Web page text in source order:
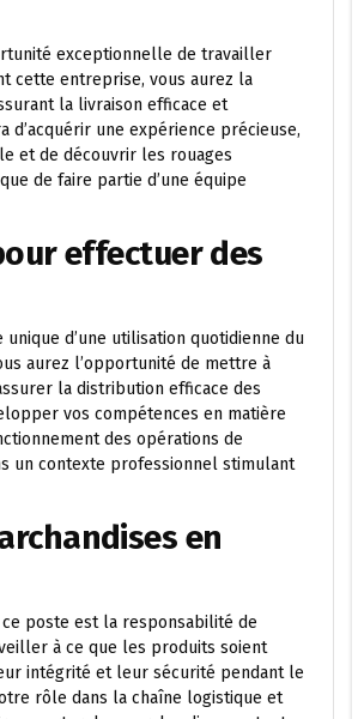
exceptionnelle de travailler
cette entreprise, vous aurez la
la livraison efficace et
une expérience précieuse,
et de découvrir les rouages
de faire partie d’une équipe
effectuer des
d’une utilisation quotidienne du
aurez l’opportunité de mettre à
la distribution efficace des
vos compétences en matière
des opérations de
un contexte professionnel stimulant
en
poste est la responsabilité de
à ce que les produits soient
intégrité et leur sécurité pendant le
rôle dans la chaîne logistique et